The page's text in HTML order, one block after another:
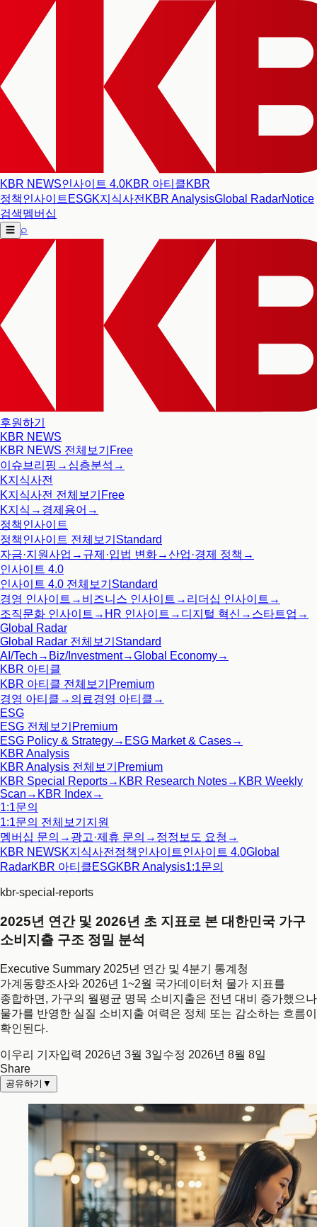
KBR NEWS인사이트 4.0KBR 아티클KBR
정책인사이트 ESGK지식사전 KBR AnalysisGlobal RadarNotice
검색멤버십
☰ ⌕
후원하기
KBR NEWS
KBR NEWS 전체보기 Free
이슈브리핑 → 심층분석 →
K지식사전
K지식사전 전체보기 Free
K지식 → 경제용어 →
정책인사이트
정책인사이트 전체보기 Standard
자금·지원사업 → 규제·입법 변화→산업·경제 정책 →
인사이트 4.0
인사이트 4.0 전체보기 Standard
경영 인사이트 → 비즈니스 인사이트 → 리더십 인사이트 →
조직문화 인사이트 → HR 인사이트 → 디지털 혁신 → 스타트업 →
Global Radar
Global Radar 전체보기 Standard
AI/Tech → Biz/Investment→Global Economy→
KBR 아티클
KBR 아티클 전체보기 Premium
경영 아티클 → 의료경영 아티클 →
ESG
ESG 전체보기 Premium
ESG Policy & Strategy→ ESG Market & Cases→
KBR Analysis
KBR Analysis 전체보기 Premium
KBR Special Reports→ KBR Research Notes→ KBR Weekly
Scan → KBR Index→
1:1문의
1:1문의 전체보기 지원
멤버십 문의 → 광고·제휴 문의 → 정정보도 요청 →
KBR NEWSK지식사전 정책인사이트인사이트 4.0Global
RadarKBR 아티클ESGKBR Analysis1:1문의
kbr-special-reports
2025년 연간 및 2026년 초 지표로 본 대한민국 가구
소비지출 구조 정밀 분석
Executive Summary 2025년 연간 및 4분기 통계청
가계동향조사와 2026년 1~2월 국가데이터처 물가 지표를
종합하면, 가구의 월평균 명목 소비지출은 전년 대비 증가했으나
물가를 반영한 실질 소비지출 여력은 정체 또는 감소하는 흐름이
확인된다.
이우리 기자입력 2026년 3월 3일수정 2026년 8월 8일
Share
공유하기 ▼